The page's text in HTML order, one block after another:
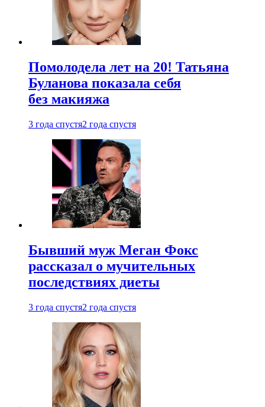
Помолодела лет на 20! Татьяна
Буланова показала себя
без макияжа
3 года спустя2 года спустя
Бывший муж Меган Фокс
рассказал о мучительных
последствиях диеты
3 года спустя2 года спустя